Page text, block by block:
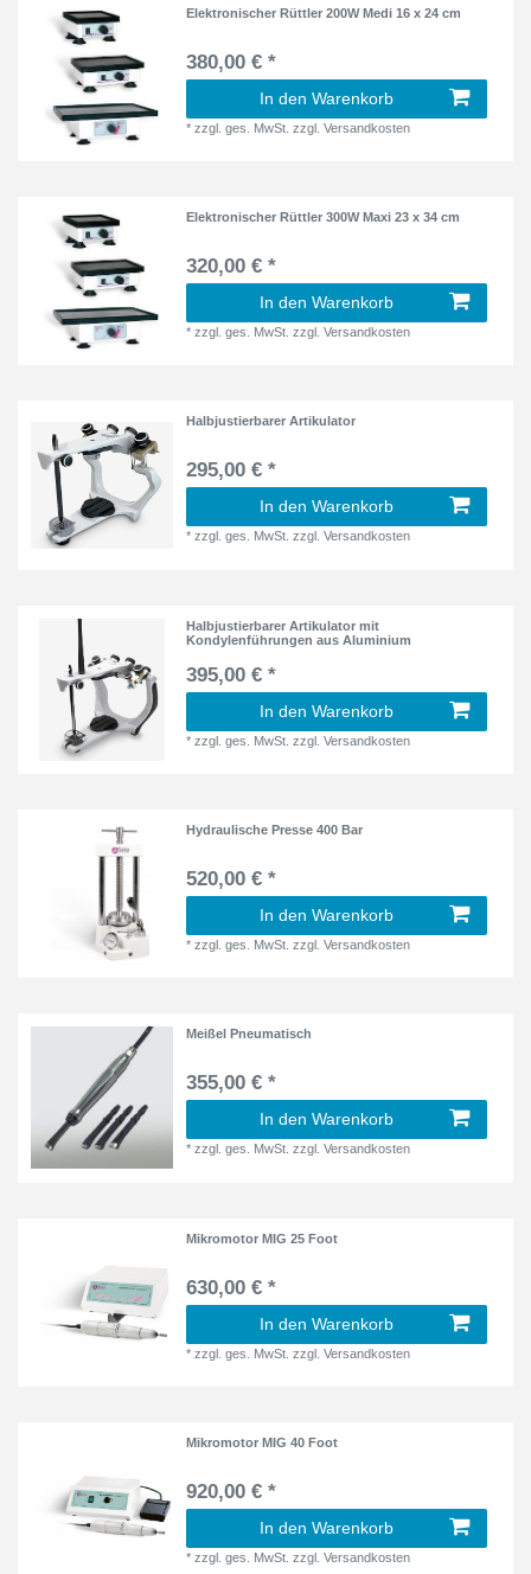
Elektronischer Rüttler 200W Medi 16 x 24 cm
380,00 € *
In den Warenkorb
*zzgl. ges. MwSt. zzgl.Versandkosten
Elektronischer Rüttler 300W Maxi 23 x 34 cm
320,00 € *
In den Warenkorb
*zzgl. ges. MwSt. zzgl.Versandkosten
Halbjustierbarer Artikulator
295,00 € *
In den Warenkorb
*zzgl. ges. MwSt. zzgl.Versandkosten
Halbjustierbarer Artikulator mit
Kondylenführungen aus Aluminium
395,00 € *
In den Warenkorb
*zzgl. ges. MwSt. zzgl.Versandkosten
Hydraulische Presse 400 Bar
520,00 € *
In den Warenkorb
*zzgl. ges. MwSt. zzgl.Versandkosten
Meißel Pneumatisch
355,00 € *
In den Warenkorb
*zzgl. ges. MwSt. zzgl.Versandkosten
Mikromotor MIG 25 Foot
630,00 € *
In den Warenkorb
*zzgl. ges. MwSt. zzgl.Versandkosten
Mikromotor MIG 40 Foot
920,00 € *
In den Warenkorb
*zzgl. ges. MwSt. zzgl.Versandkosten